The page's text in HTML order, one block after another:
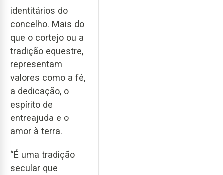
identitários do
concelho. Mais do
que o cortejo ou a
tradição equestre,
representam
valores como a fé,
a dedicação, o
espírito de
entreajuda e o
amor à terra.
“É uma tradição
secular que